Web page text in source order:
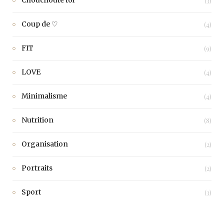
Coup de ♡ (4)
FIT (9)
LOVE (4)
Minimalisme (4)
Nutrition (8)
Organisation (2)
Portraits (2)
Sport (3)